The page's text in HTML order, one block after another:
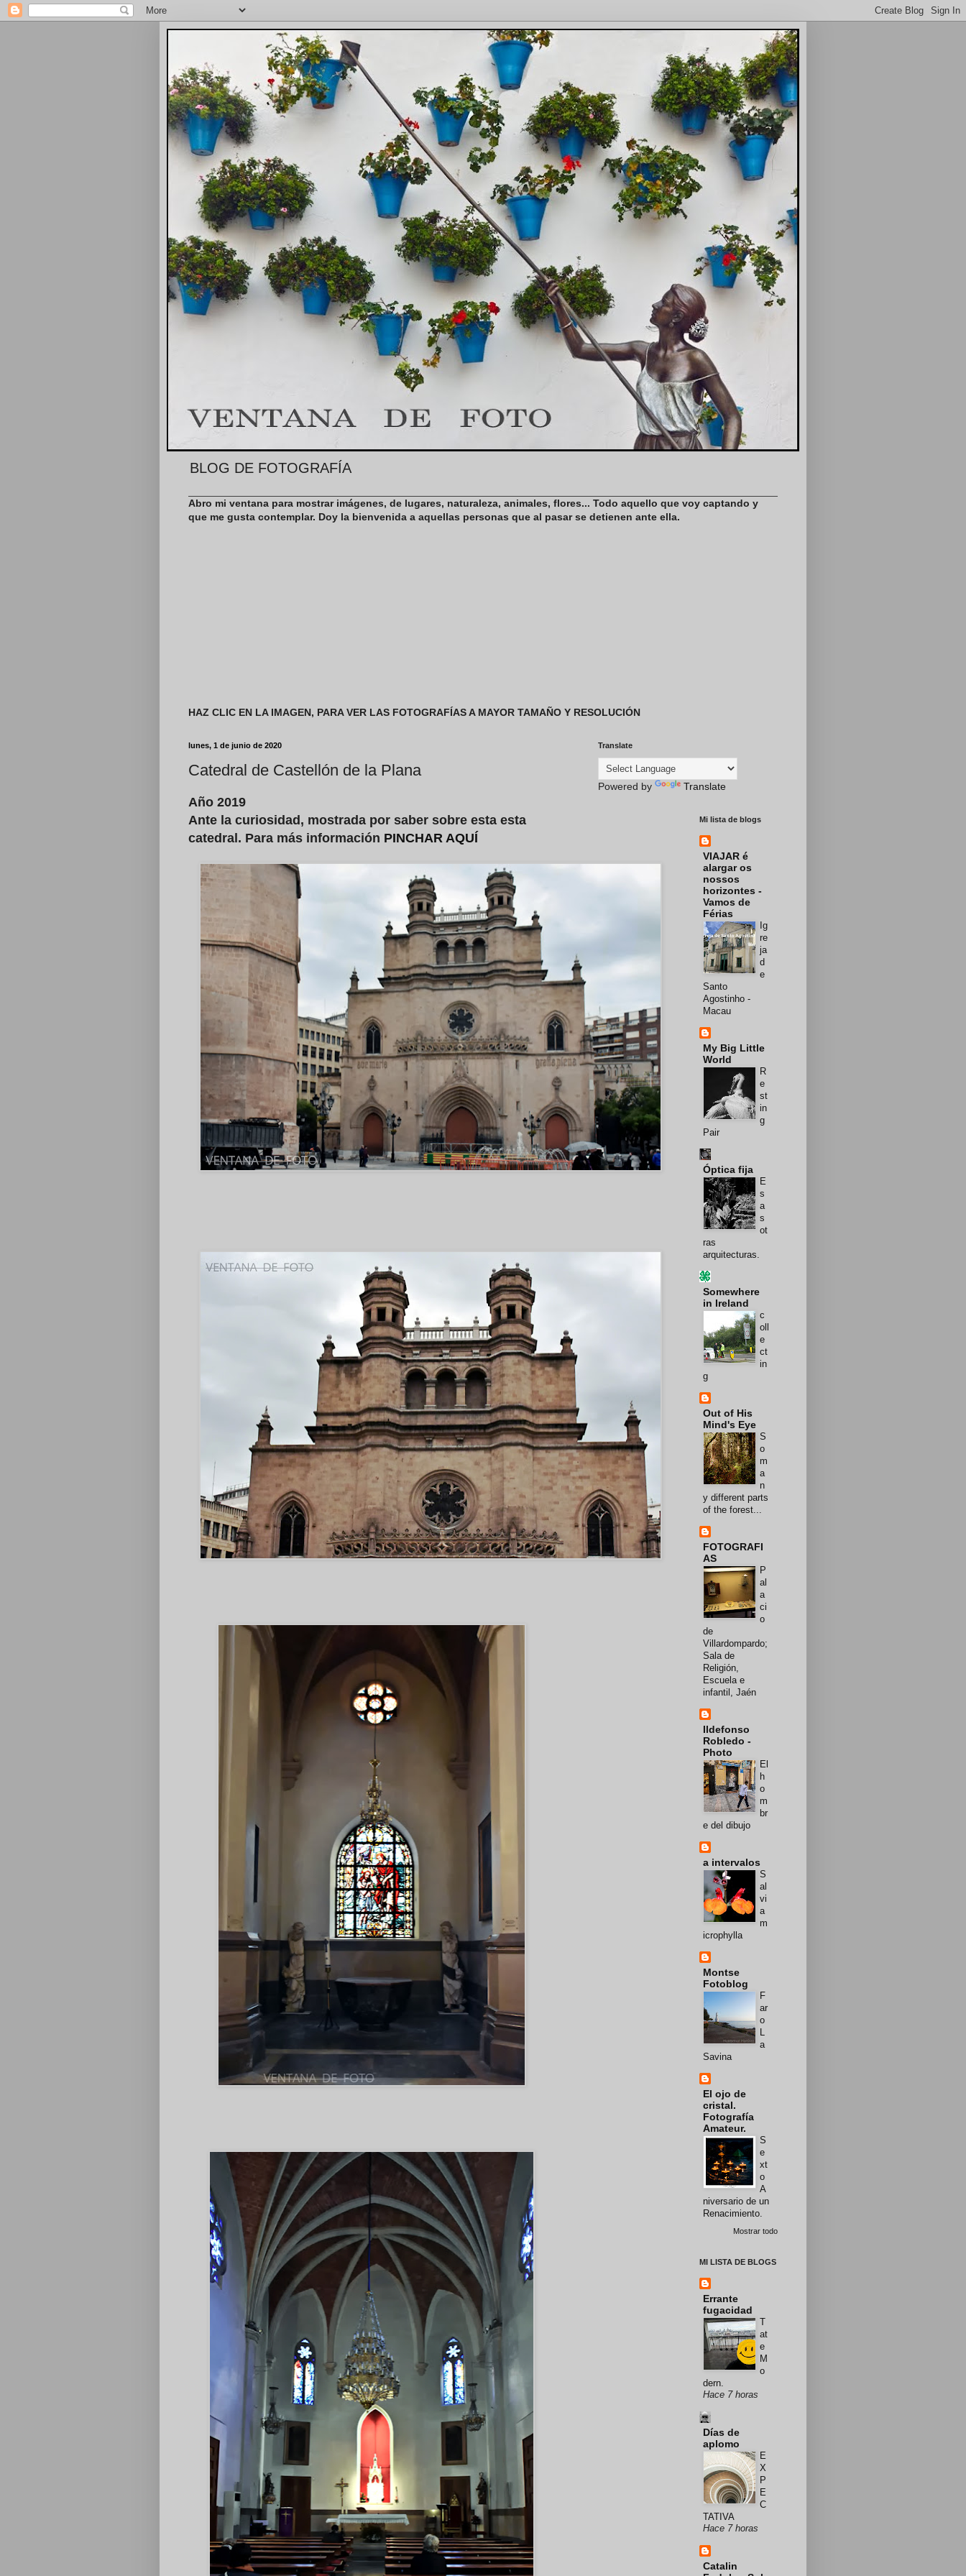
BLOG DE FOTOGRAFÍA
Abro mi ventana para mostrar imágenes, de lugares, naturaleza, animales, flores... Todo aquello que voy captando y
que me gusta contemplar. Doy la bienvenida a aquellas personas que al pasar se detienen ante ella.
HAZ CLIC EN LA IMAGEN, PARA VER LAS FOTOGRAFÍAS A MAYOR TAMAÑO Y RESOLUCIÓN
lunes, 1 de junio de 2020
Catedral de Castellón de la Plana
Año 2019
Ante la curiosidad, mostrada por saber sobre esta esta
catedral. Para más información PINCHAR AQUÍ
Translate
Powered by Translate
Mi lista de blogs
VIAJAR é
alargar os
nossos
horizontes -
Vamos de
Férias
Ig
re
ja
d
e
Santo
Agostinho -
Macau
My Big Little
World
R
e
st
in
g
Pair
Óptica fija
E
s
a
s
ot
ras
arquitecturas.
Somewhere
in Ireland
c
oll
e
ct
in
g
Out of His
Mind's Eye
S
o
m
a
n
y different parts
of the forest...
FOTOGRAFI
AS
P
al
a
ci
o
de
Villardompardo;
Sala de
Religión,
Escuela e
infantil, Jaén
Ildefonso
Robledo -
Photo
El
h
o
m
br
e del dibujo
a intervalos
S
al
vi
a
m
icrophylla
Montse
Fotoblog
F
ar
o
L
a
Savina
El ojo de
cristal.
Fotografía
Amateur.
S
e
xt
o
A
niversario de un
Renacimiento.
Mostrar todo
MI LISTA DE BLOGS
Errante
fugacidad
T
at
e
M
o
dern.
Hace 7 horas
Días de
aplomo
E
X
P
E
C
TATIVA
Hace 7 horas
Catalin